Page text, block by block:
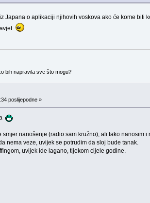
Japana o aplikaciji njihovih voskova ako će kome biti
bih napravila sve što mogu?
poslijepodne »
nanošenje (radio sam kružno), ali tako nanosim
nema veze, uvijek se potrudim da sloj bude tanak.
uvijek ide lagano, tijekom cijele godine.